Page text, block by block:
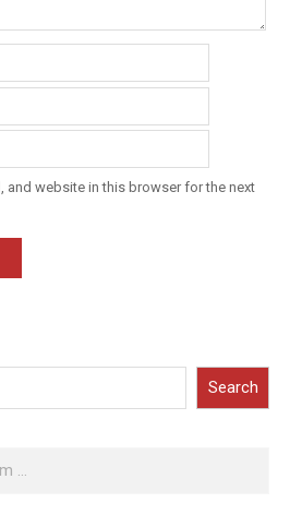
and website in this browser for the next
Search